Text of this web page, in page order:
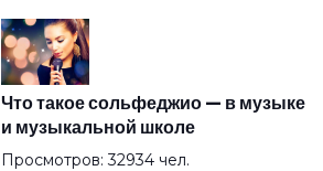
Выживший
Гагарин
Что такое сольфеджио — в музыке
и музыкальной школе
Просмотров: 32934 чел.